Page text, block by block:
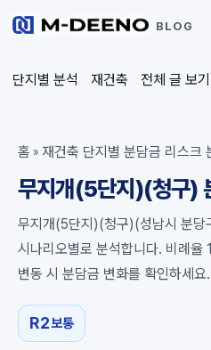
BLOG
단지별 분석 재건축 전체 글 보기
홈 » 재건축 단지별 분담금 리스크
무지개(5단지)(청구)
무지개(5단지)(청구)(성남시 분당
시나리오별로 분석합니다. 비례율
변동 시 분담금 변화를 확인하세요.
R2보통